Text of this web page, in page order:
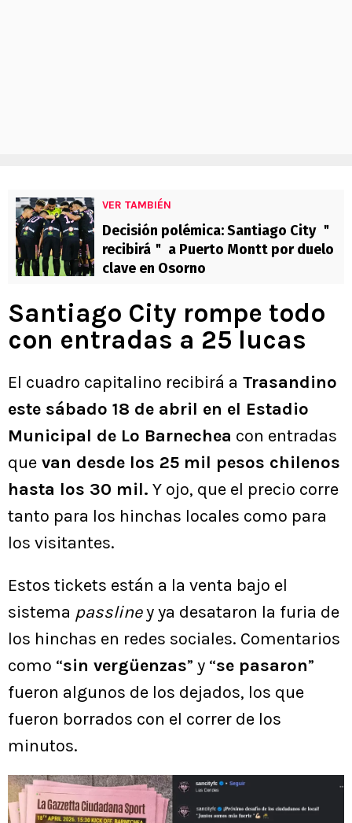
VER TAMBIÉN
Decisión polémica: Santiago City ＂
recibirá＂ a Puerto Montt por duelo
clave en Osorno
Santiago City rompe todo
con entradas a 25 lucas
El cuadro capitalino recibirá a Trasandino
este sábado 18 de abril en el Estadio
Municipal de Lo Barnechea con entradas
que van desde los 25 mil pesos chilenos
hasta los 30 mil. Y ojo, que el precio corre
tanto para los hinchas locales como para
los visitantes.
Estos tickets están a la venta bajo el
sistema passliney ya desataron la furia de
los hinchas en redes sociales. Comentarios
como “sin vergüenzas” y “se pasaron”
fueron algunos de los dejados, los que
fueron borrados con el correr de los
minutos.